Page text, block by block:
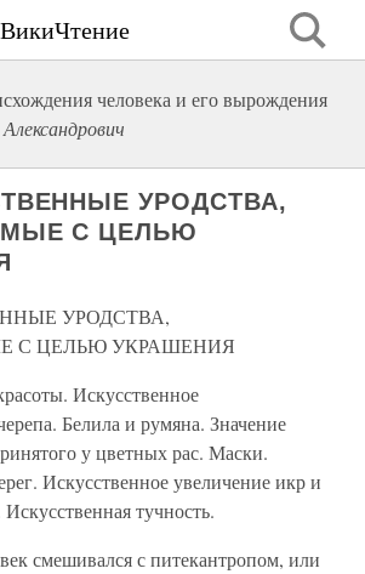
ВикиЧтение
человека и его вырождения
УРОДСТВА,
С ЦЕЛЬЮ
УРОДСТВА,
С ЦЕЛЬЮ УКРАШЕНИЯ
Искусственное
Белила и румяна. Значение
у цветных рас. Маски.
Искусственное увеличение икр и
тучность.
смешивался с питекантропом, или